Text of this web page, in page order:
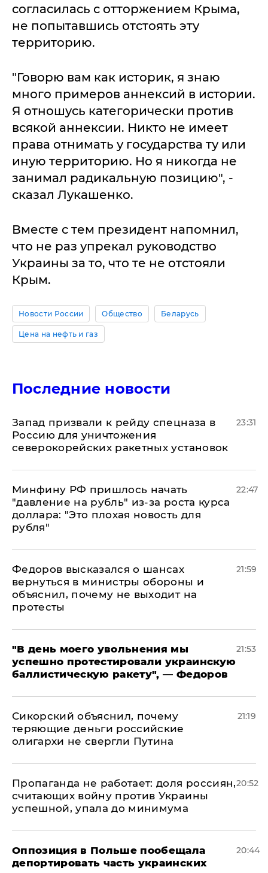
согласилась с отторжением Крыма,
не попытавшись отстоять эту
территорию.
"Говорю вам как историк, я знаю
много примеров аннексий в истории.
Я отношусь категорически против
всякой аннексии. Никто не имеет
права отнимать у государства ту или
иную территорию. Но я никогда не
занимал радикальную позицию", -
сказал Лукашенко.
Вместе с тем президент напомнил,
что не раз упрекал руководство
Украины за то, что те не отстояли
Крым.
Новости России Общество Беларусь
Цена на нефть и газ
Последние новости
Запад призвали к рейду спецназа в
Россию для уничтожения
северокорейских ракетных установок
23:31
Минфину РФ пришлось начать
"давление на рубль" из-за роста курса
доллара: "Это плохая новость для
рубля"
22:47
Федоров высказался о шансах
вернуться в министры обороны и
объяснил, почему не выходит на
протесты
21:59
​"В день моего увольнения мы
успешно протестировали украинскую
баллистическую ракету", — Федоров
21:53
Сикорский объяснил, почему
теряющие деньги российские
олигархи не свергли Путина
21:19
​Пропаганда не работает: доля россиян,
считающих войну против Украины
успешной, упала до минимума
20:52
Оппозиция в Польше пообещала
депортировать часть украинских
20:44